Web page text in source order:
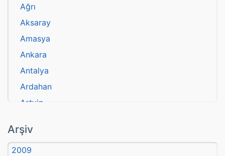
Ağrı
Aksaray
Amasya
Ankara
Antalya
Ardahan
Artvin
Aydın
Balıkesir
Arşiv
2009